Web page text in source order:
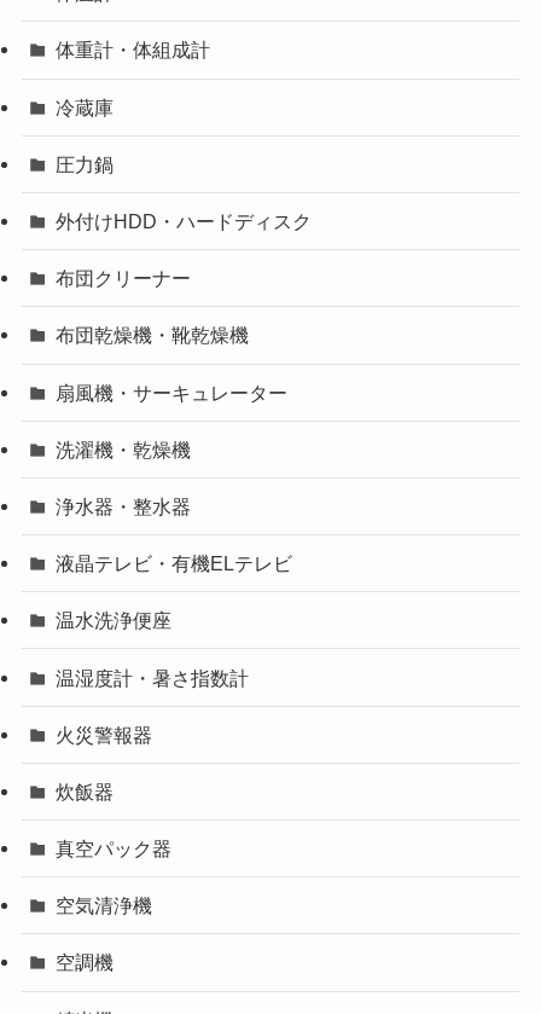
体重計・体組成計
冷蔵庫
圧力鍋
外付けHDD・ハードディスク
布団クリーナー
布団乾燥機・靴乾燥機
扇風機・サーキュレーター
洗濯機・乾燥機
浄水器・整水器
液晶テレビ・有機ELテレビ
温水洗浄便座
温湿度計・暑さ指数計
火災警報器
炊飯器
真空パック器
空気清浄機
空調機